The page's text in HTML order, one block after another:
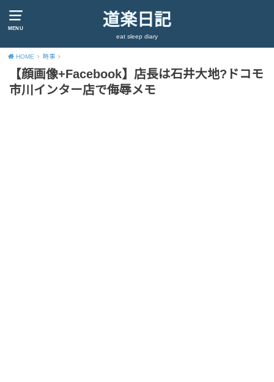
MENU 道楽日記
eat sleep diary
HOME 時事
【顔画像+Facebook】店長は石井大地?ドコモ
市川インター店で侮辱メモ